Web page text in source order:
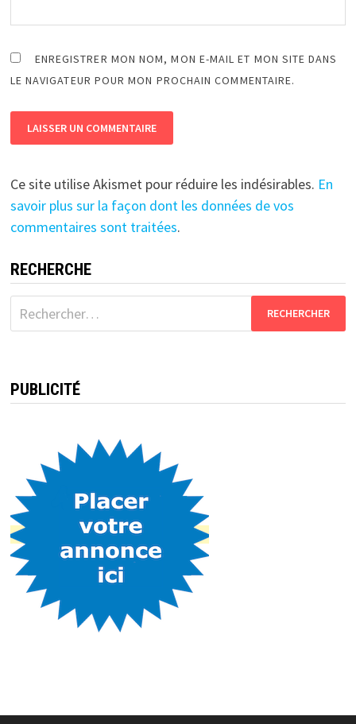
ENREGISTRER MON NOM, MON E-MAIL ET MON SITE DANS
LE NAVIGATEUR POUR MON PROCHAIN COMMENTAIRE.
Ce site utilise Akismet pour réduire les indésirables. En
savoir plus sur la façon dont les données de vos
commentaires sont traitées.
RECHERCHE
Rechercher :
PUBLICITÉ